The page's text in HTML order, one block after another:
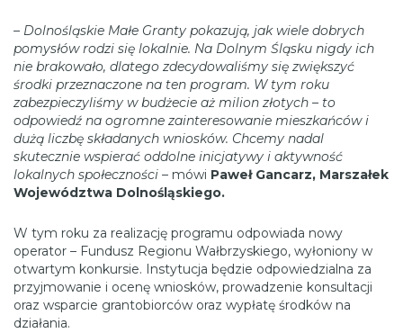
– Dolnośląskie Małe Granty pokazują, jak wiele dobrych
pomysłów rodzi się lokalnie. Na Dolnym Śląsku nigdy ich
nie brakowało, dlatego zdecydowaliśmy się zwiększyć
środki przeznaczone na ten program. W tym roku
zabezpieczyliśmy w budżecie aż milion złotych – to
odpowiedź na ogromne zainteresowanie mieszkańców i
dużą liczbę składanych wniosków. Chcemy nadal
skutecznie wspierać oddolne inicjatywy i aktywność
lokalnych społeczności – mówi Paweł Gancarz, Marszałek
Województwa Dolnośląskiego.
W tym roku za realizację programu odpowiada nowy
operator – Fundusz Regionu Wałbrzyskiego, wyłoniony w
otwartym konkursie. Instytucja będzie odpowiedzialna za
przyjmowanie i ocenę wniosków, prowadzenie konsultacji
oraz wsparcie grantobiorców oraz wypłatę środków na
działania.